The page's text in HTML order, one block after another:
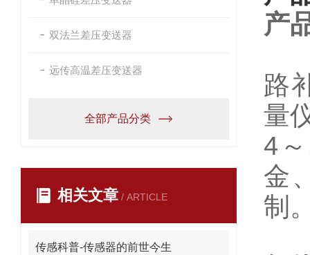
双法兰差压变送器
远传高温差压变送器
全部产品分类
相关文章 / ARTICLE
传感科普-传感器的前世今生
产
路
量
4
金
制